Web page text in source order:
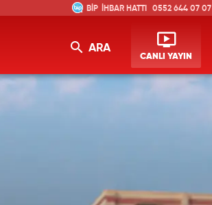
ARA
CANLI YAYIN
İHBAR HATTI 0552 644 07 07